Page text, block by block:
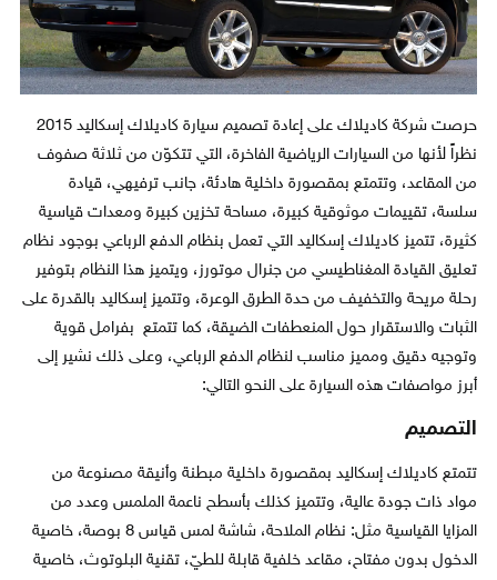
حرصت شركة كاديلاك على إعادة تصميم سيارة كاديلاك إسكاليد 2015
نظراً لأنها من السيارات الرياضية الفاخرة، التي تتكوّن من ثلاثة صفوف
من المقاعد، وتتمتع بمقصورة داخلية هادئة، جانب ترفيهي، قيادة
سلسة، تقييمات موثوقية كبيرة، مساحة تخزين كبيرة ومعدات قياسية
كثيرة، تتميز كاديلاك إسكاليد التي تعمل بنظام الدفع الرباعي بوجود نظام
تعليق القيادة المغناطيسي من جنرال موتورز، ويتميز هذا النظام بتوفير
رحلة مريحة والتخفيف من حدة الطرق الوعرة، وتتميز إسكاليد بالقدرة على
الثبات والاستقرار حول المنعطفات الضيقة، كما تتمتع بفرامل قوية
وتوجيه دقيق ومميز مناسب لنظام الدفع الرباعي، وعلى ذلك نشير إلى
أبرز مواصفات هذه السيارة على النحو التالي:
التصميم
تتمتع كاديلاك إسكاليد بمقصورة داخلية مبطنة وأنيقة مصنوعة من
مواد ذات جودة عالية، وتتميز كذلك بأسطح ناعمة الملمس وعدد من
المزايا القياسية مثل: نظام الملاحة، شاشة لمس قياس 8 بوصة، خاصية
الدخول بدون مفتاح، مقاعد خلفية قابلة للطيّ، تقنية البلوتوث، خاصية